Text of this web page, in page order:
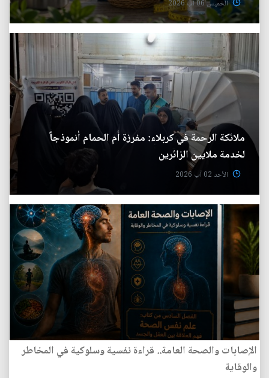
الخميس 06 آب 2026
ملائكة الرحمة في كربلاء: مفرزة أم الحمام أنموذجاً
لخدمة ملايين الزائرين
الأحد 02 آب 2026
الإصابات والصحة العامة.. قراءة نفسية وسلوكية في المخاطر
والوقاية